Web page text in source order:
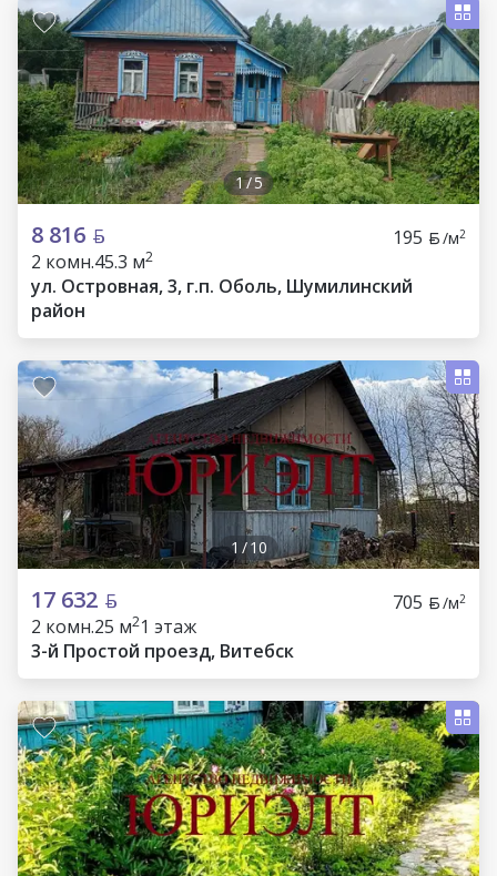
1/5
8 816 195 /м2
2 комн.45.3 м2
ул. Островная, 3, г.п. Оболь, Шумилинский
район
1 /10
17 632 705 /м2
2 комн.25 м21 этаж
3-й Простой проезд, Витебск